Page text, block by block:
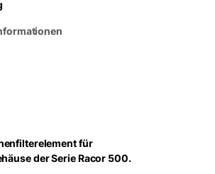
für
der Serie Racor 500.